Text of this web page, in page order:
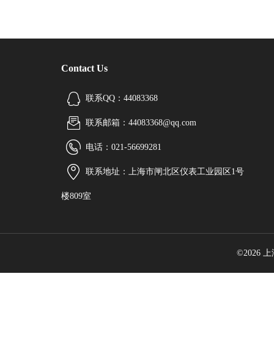
Contact Us
联系QQ：44083368
联系邮箱：44083368@qq.com
电话：021-56699281
联系地址：上海市闸北区仪表工业园区1号
楼809室
©2026